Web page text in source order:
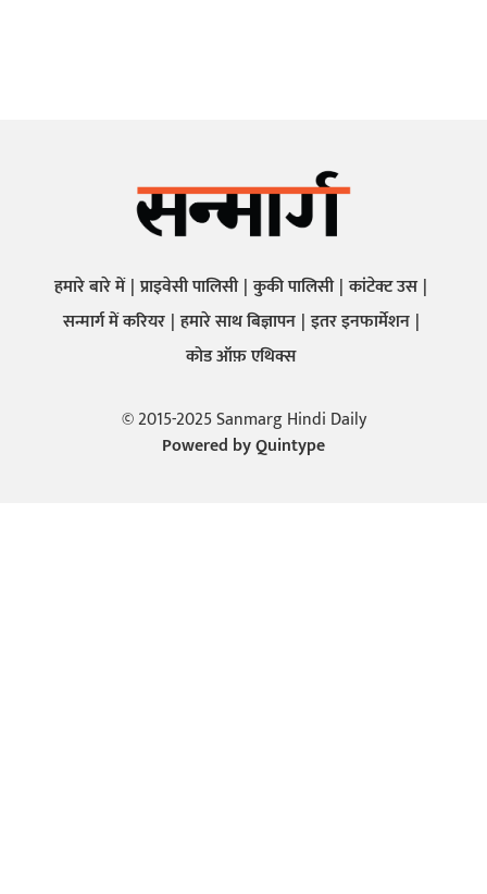
हमारे बारे में प्राइवेसी पालिसी कुकी पालिसी कांटेक्ट उस
सन्मार्ग में करियर हमारे साथ बिज्ञापन इतर इनफार्मेशन
कोड ऑफ़ एथिक्स
© 2015-2025 Sanmarg Hindi Daily
Powered byQuintype